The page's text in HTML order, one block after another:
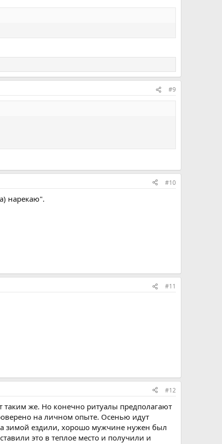
#9
#10
нарекаю".
#11
#12
таким же. Но конечно ритуалы предполагают
на личном опыте. Осенью идут
зимой ездили, хорошо мужчине нужен был
это в теплое место и получили и